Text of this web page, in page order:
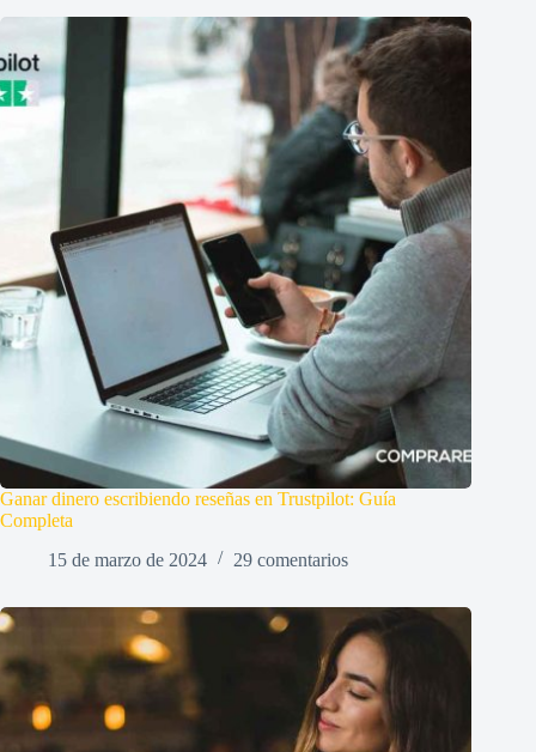
Ganar dinero escribiendo reseñas en Trustpilot: Guía
Completa
15 de marzo de 2024
29 comentarios